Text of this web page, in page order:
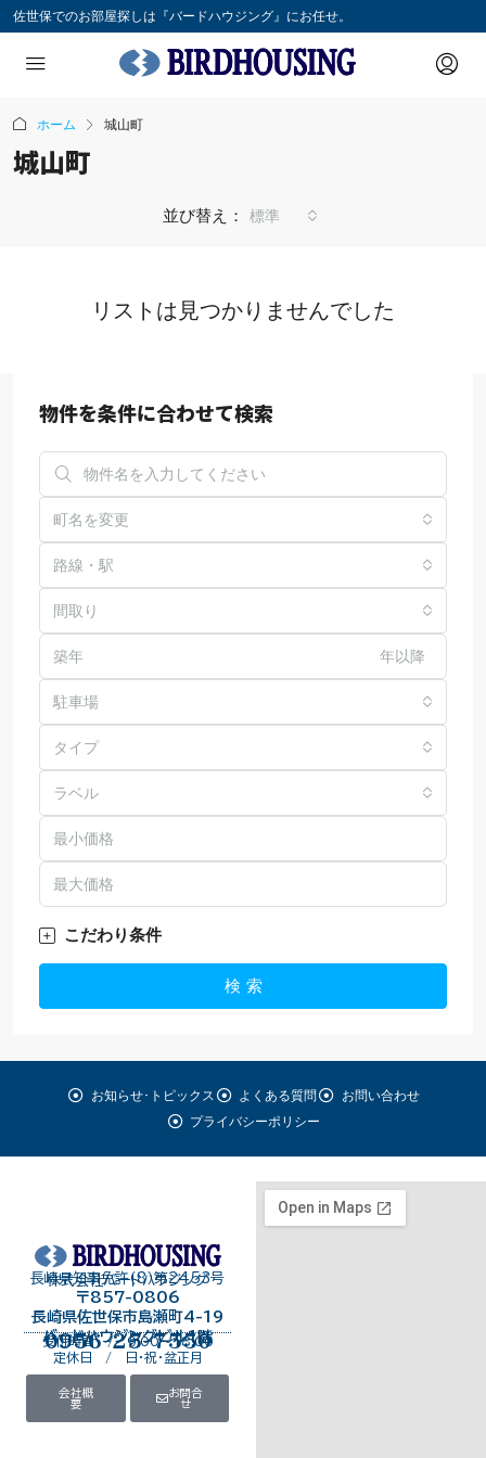
佐世保でのお部屋探しは『バードハウジング』にお任せ。
ホーム 城山町
城山町
並び替え： 標準
リストは見つかりませんでした
物件を条件に合わせて検索
町名を変更
路線・駅
間取り
年以降
駐車場
タイプ
ラベル
こだわり条件
検 索
お知らせ･トピックス よくある質問
お問い合わせ
プライバシーポリシー
長崎県知事免許（8）第2453号
株式会社バードハウジング
〒857-0806
長崎県佐世保市島瀬町4-19
バードハウジングビル１階
0956-25-7550
受付時間 / 9:00～18:00
定休日 / 日・祝・盆正月
会社概
要
お問合
せ